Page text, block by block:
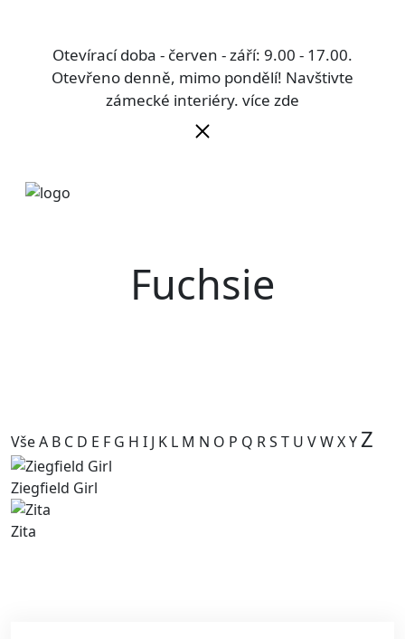
Otevírací doba - červen - září: 9.00 - 17.00.
Otevřeno denně, mimo pondělí! Navštivte
zámecké interiéry. více zde
Fuchsie
VšeA B C D E F G H I J K L M N O P Q RS T U VWXY Z
Ziegfield Girl
Zita